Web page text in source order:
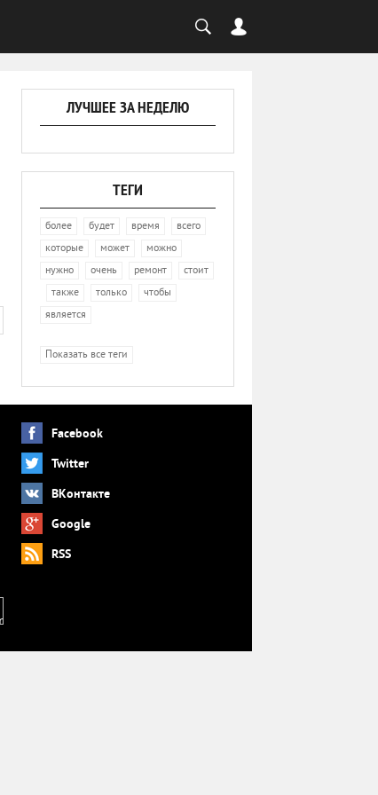
ЛУЧШЕЕ ЗА НЕДЕЛЮ
ТЕГИ
более будет время всего
которые может можно
нужно очень ремонт стоит
также только чтобы
является
Показать все теги
Facebook
Twitter
ВКонтакте
Google
RSS